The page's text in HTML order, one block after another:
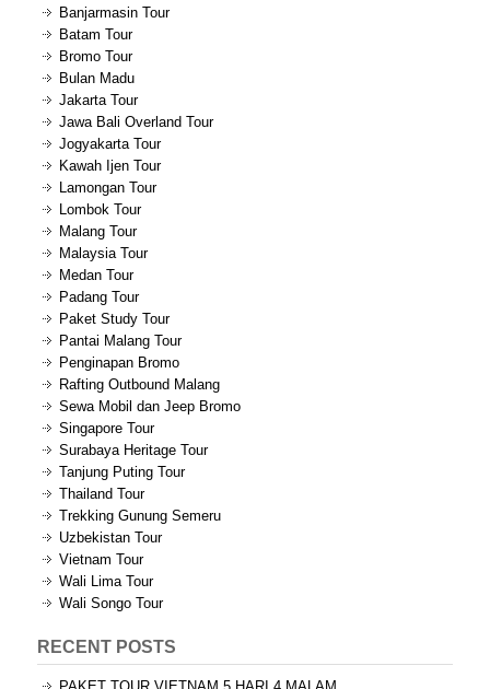
Banjarmasin Tour
Batam Tour
Bromo Tour
Bulan Madu
Jakarta Tour
Jawa Bali Overland Tour
Jogyakarta Tour
Kawah Ijen Tour
Lamongan Tour
Lombok Tour
Malang Tour
Malaysia Tour
Medan Tour
Padang Tour
Paket Study Tour
Pantai Malang Tour
Penginapan Bromo
Rafting Outbound Malang
Sewa Mobil dan Jeep Bromo
Singapore Tour
Surabaya Heritage Tour
Tanjung Puting Tour
Thailand Tour
Trekking Gunung Semeru
Uzbekistan Tour
Vietnam Tour
Wali Lima Tour
Wali Songo Tour
RECENT POSTS